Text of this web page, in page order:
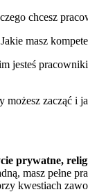
chcesz
Jakie masz
jesteś
możesz zacząć i
prywatne,
masz pełne
kwestiach